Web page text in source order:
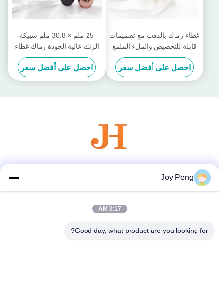
غطاء زماك بالذهب مع تصميمات
قابلة للتخصيص والملء الملمع
بالمرايا
احصل على أفضل سعر
25 ملم × 30.8 ملم سبيكة
الزنك عالية الجودة زماك غطاء
العطور مع اللون الملاعق
احصل على أفضل سعر
Joy Peng
3:17 AM
Good day, what product are you looking for?